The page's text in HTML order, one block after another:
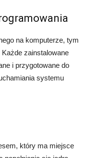
na komputerze, tym
Każde zainstalowane
i przygotowane do
systemu
który ma miejsce